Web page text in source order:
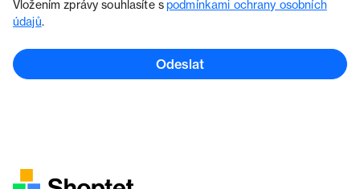
Vložením zprávy souhlasíte spodmínkami ochrany osobních
údajů.
Odeslat